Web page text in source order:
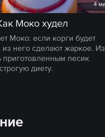
4
Моко худел
Моко: если корги будет
из него сделают жаркое.
приготовленным песик
диету.